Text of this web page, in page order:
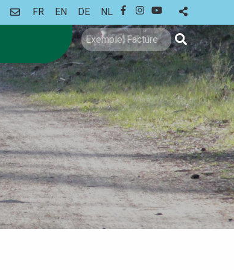
Rechercher
CONTACT
FR EN DE NL
FACEBOOK
INSTAGRAM
YOUTUBE